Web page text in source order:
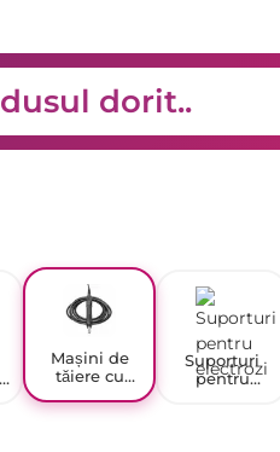
Mașini de
tăiere cu
Suporturi
pentru